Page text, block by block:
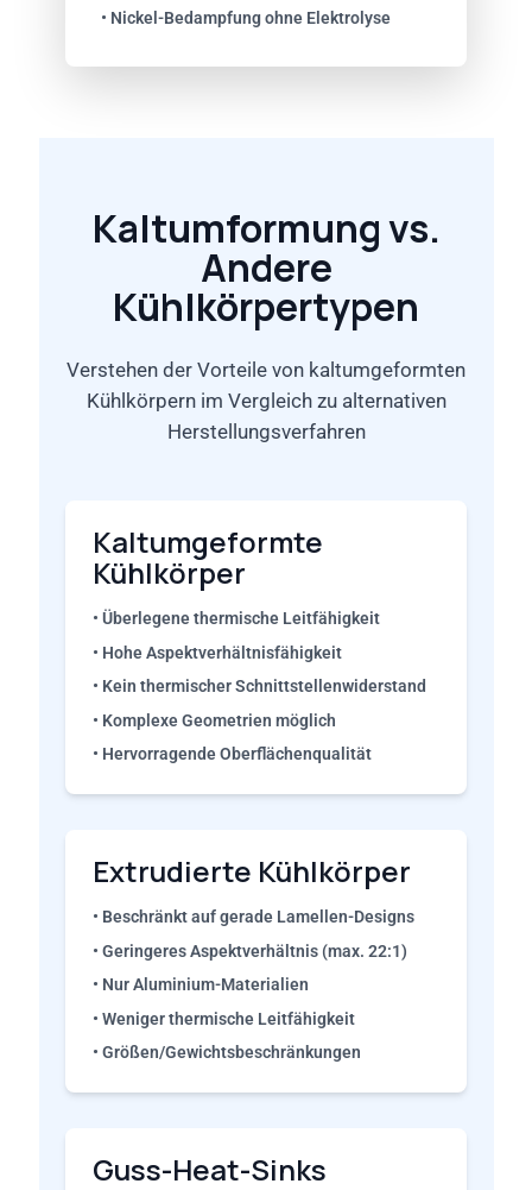
• Nickel-Bedampfung ohne Elektrolyse
Kaltumformung vs.
Andere
Kühlkörpertypen
Verstehen der Vorteile von kaltumgeformten
Kühlkörpern im Vergleich zu alternativen
Herstellungsverfahren
Kaltumgeformte
Kühlkörper
• Überlegene thermische Leitfähigkeit
• Hohe Aspektverhältnisfähigkeit
• Kein thermischer Schnittstellenwiderstand
• Komplexe Geometrien möglich
• Hervorragende Oberflächenqualität
Extrudierte Kühlkörper
• Beschränkt auf gerade Lamellen-Designs
• Geringeres Aspektverhältnis (max. 22:1)
• Nur Aluminium-Materialien
• Weniger thermische Leitfähigkeit
• Größen/Gewichtsbeschränkungen
Guss-Heat-Sinks